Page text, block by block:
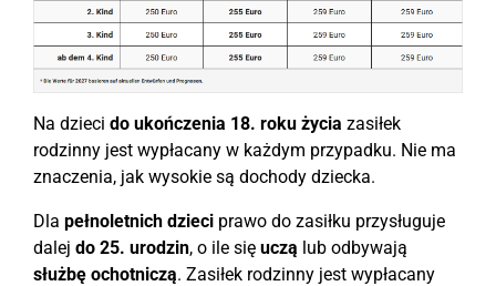
Na dzieci do ukończenia 18. roku życia zasiłek
rodzinny jest wypłacany w każdym przypadku. Nie ma
znaczenia, jak wysokie są dochody dziecka.
Dla pełnoletnich dzieci prawo do zasiłku przysługuje
dalej do 25. urodzin, o ile się uczą lub odbywają
służbę ochotniczą. Zasiłek rodzinny jest wypłacany